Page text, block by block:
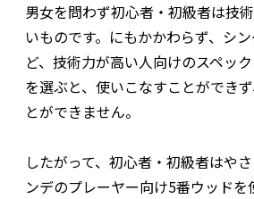
男女を問わず初心者・初級者は技
いものです。にもかかわらず、シ
ど、技術力が高い人向けのスペッ
を選ぶと、使いこなすことができ
とができません。
したがって、初心者・初級者はや
ンデのプレーヤー向け5番ウッドを